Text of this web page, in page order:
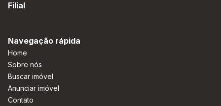
Filial
Navegação rápida
Home
Sobre nós
Buscar imóvel
Anunciar imóvel
Contato